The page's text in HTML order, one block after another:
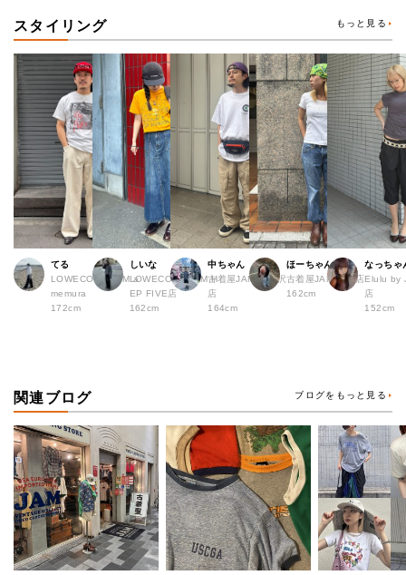
スタイリング もっと見る
てる
LOWECO by JAM a
memura
172cm
しいな
LOWECO by JAM H
EP FIVE店
162cm
中ちゃん
古着屋JAM 下北沢
店
164cm
ほーちゃん
古着屋JAM 広島店
162cm
なっちゃ
Elulu by
店
152cm
関連ブログ ブログをもっと見る